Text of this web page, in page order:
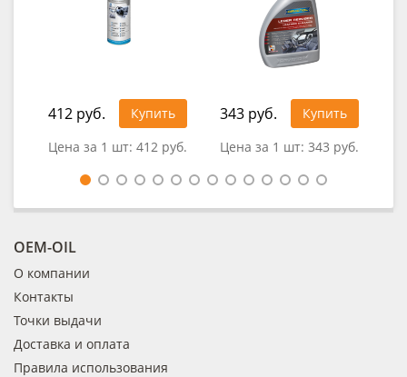
412 руб.
Купить
Цена за 1 шт: 412 руб.
343 руб.
Купить
Цена за 1 шт: 343 руб.
OEM-OIL
О компании
Контакты
Точки выдачи
Доставка и оплата
Правила использования